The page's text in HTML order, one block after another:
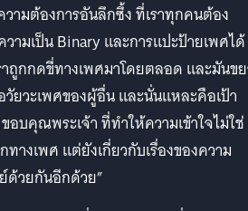
ามต้องการอันลึกซึ้ง ที่เราทุกคนต้อง
ามเป็น Binary และการแปะป้ายเพศได้
ถูกกดขี่ทางเพศมาโดยตลอด และมันข
ยวะเพศของผู้อื่น และนั่นแหละคือเป้า
อบคุณพระเจ้า ที่ทำให้ความเข้าใจไม่ใช่
างเพศ แต่ยังเกี่ยวกับเรื่องของความ
ด้วยกันอีกด้วย”